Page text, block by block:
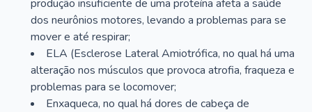
produção insuficiente de uma proteína afeta a saúde
dos neurônios motores, levando a problemas para se
mover e até respirar;
ELA (Esclerose Lateral Amiotrófica, no qual há uma
alteração nos músculos que provoca atrofia, fraqueza e
problemas para se locomover;
Enxaqueca, no qual há dores de cabeça de